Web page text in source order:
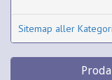
Sitemap aller